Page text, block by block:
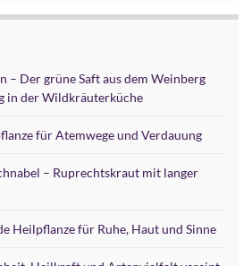
– Der grüne Saft aus dem Weinberg
in der Wildkräuterküche
für Atemwege und Verdauung
– Ruprechtskraut mit langer
Heilpflanze für Ruhe, Haut und Sinne